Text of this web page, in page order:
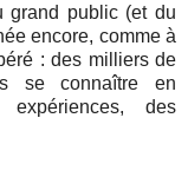
grand public (et du
encore, comme à
: des milliers de
se connaître en
des